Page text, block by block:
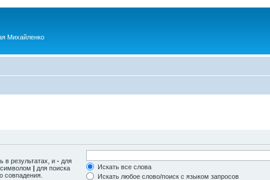
Михайленко
в результатах, и - для
| для поиска
совпадения.
Искать все слова
Искать любое слово/поиск с языком запросов